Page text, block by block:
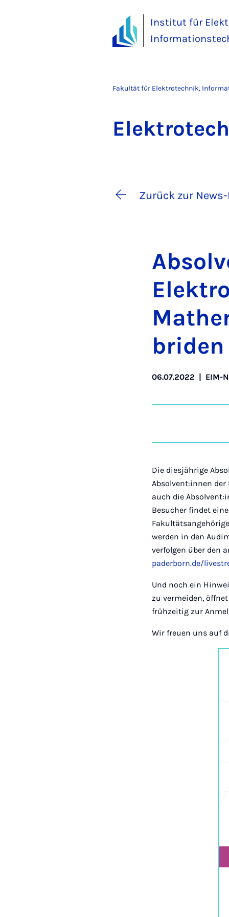
Institut für
Fakultät für Elektrotechnik,
Zurück zur
06.07.2022 | EIM-
Die diesjährige
Absolvent:innen der
auch die
Besucher findet
werden in den
verfolgen über den
paderborn.de/
Und noch ein
zu vermeiden,
frühzeitig zur
Wir freuen uns auf